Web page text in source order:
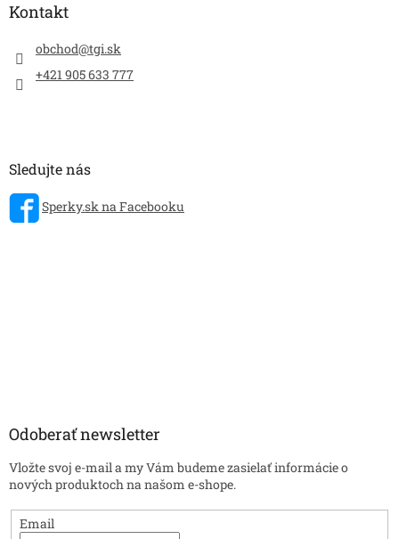
Kontakt
obchod@tgi.sk
+421 905 633 777
Sledujte nás
Sperky.sk na Facebooku
Odoberať newsletter
Vložte svoj e-mail a my Vám budeme zasielať informácie o
nových produktoch na našom e-shope.
Email